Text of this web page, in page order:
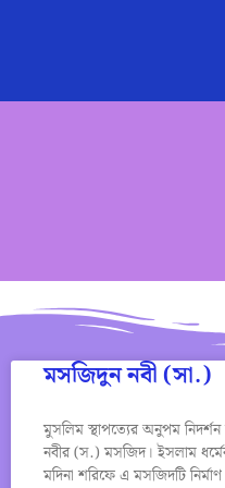
মসজিদুন নবী (সা.)
মুসলিম স্থাপত্যের অনুপম
নবীর (স.) মসজিদ। ইসলাম
মদিনা শরিফে এ মসজিদটি